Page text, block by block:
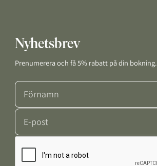
Nyhetsbrev
Prenumerera och få 5% rabatt på din bokning.
Förnamn
E-post